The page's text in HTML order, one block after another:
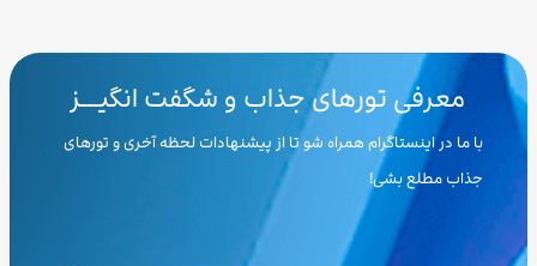
معرفی تورهای جذاب و شگفت انگیـــز
با ما در اینستاگرام همراه شو تا از پیشنهادات لحظه آخری و تورهای
جذاب مطلع بشی!